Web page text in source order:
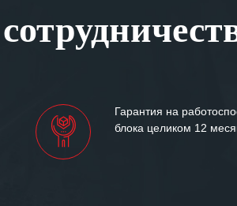
Гарантия на
блока целиком 12